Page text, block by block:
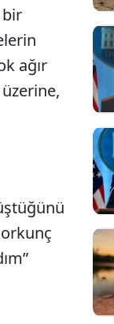
bir
ağır